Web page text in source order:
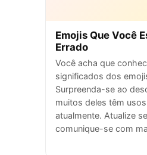
Emojis Que Você
Errado
Você acha que
significados dos
Surpreenda-se ao
muitos deles têm
atualmente. Atualize
comunique-se com